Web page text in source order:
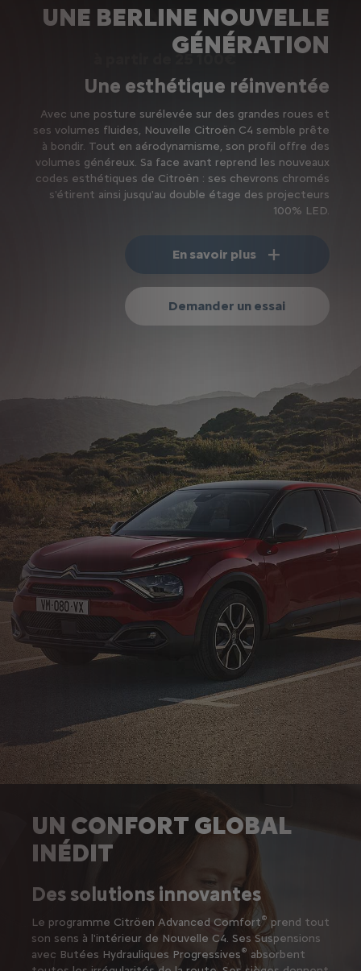
NOS OFFRES C4
à partir de 25 100€
UNE BERLINE NOUVELLE
GÉNÉRATION
Une esthétique réinventée
Avec une posture surélevée sur des grandes roues et
ses volumes fluides, Nouvelle Citroën C4 semble prête
à bondir. Tout en aérodynamisme, son profil offre des
volumes généreux. Sa face avant reprend les nouveaux
codes esthétiques de Citroën : ses chevrons chromés
s'étirent ainsi jusqu'au double étage des projecteurs
100% LED.
En savoir plus
Demander un essai
UN CONFORT GLOBAL
INÉDIT
Des solutions innovantes
Le programme Citröen Advanced Comfort® prend tout
son sens à l'intérieur de Nouvelle C4. Ses Suspensions
avec Butées Hydrauliques Progressives® absorbent